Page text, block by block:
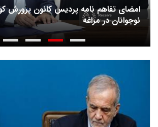
امضای تفاهم نامه پردیس کانون پرورش
نوجوانان در مراغه